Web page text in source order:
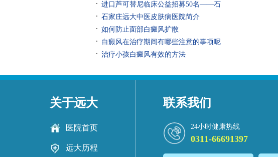
进口芦可替尼临床公益招募50名——石
石家庄远大中医皮肤病医院简介
如何防止面部白癜风扩散
白癜风在治疗期间有哪些注意的事项呢
治疗小孩白癜风有效的方法
关于远大
医院首页
远大历程
联系我们
24小时健康热线
0311-66691397